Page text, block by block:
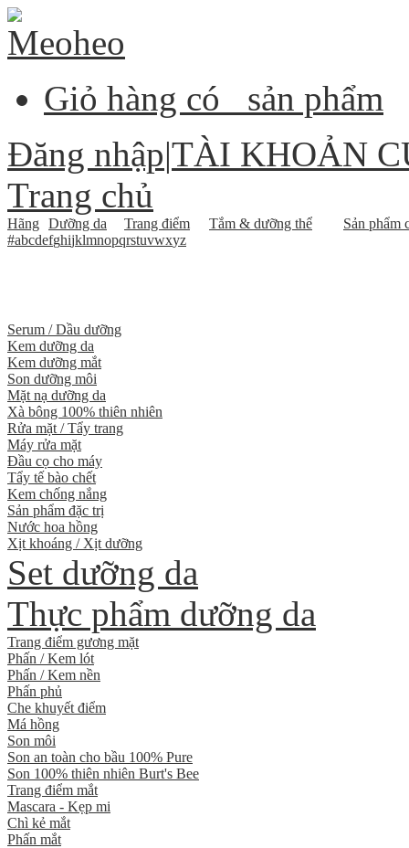
Giỏ hàng có
sản phẩm
Đăng nhập|TÀI KHOẢN
Trang chủ
Hãng Dưỡng da Trang điểm Tắm & dưỡng thể
Sản phẩm
#abcdefghijklmnopqrstuvwxyz
Serum / Dầu dưỡng
Kem dưỡng da
Kem dưỡng mắt
Son dưỡng môi
Mặt nạ dưỡng da
Xà bông 100% thiên nhiên
Rửa mặt / Tẩy trang
Máy rửa mặt
Đầu cọ cho máy
Tẩy tế bào chết
Kem chống nắng
Sản phẩm đặc trị
Nước hoa hồng
Xịt khoáng / Xịt dưỡng
Set dưỡng da
Thực phẩm dưỡng da
Trang điểm gương mặt
Phấn / Kem lót
Phấn / Kem nền
Phấn phủ
Che khuyết điểm
Má hồng
Son môi
Son an toàn cho bầu 100% Pure
Son 100% thiên nhiên Burt's Bee
Trang điểm mắt
Mascara - Kẹp mi
Chì kẻ mắt
Phấn mắt